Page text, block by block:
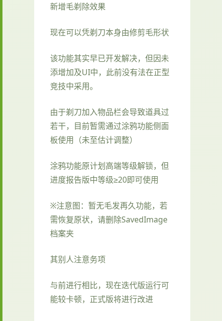
新增毛剃除效果
现在可以凭剃刀本身由修剪毛形状
该功能其实早已开发解决，但因未
添增加及UI中，此前没有法在正型
竞技中采用。
由于剃刀加入物品栏会导致道具过
若干，目前暂需通过涂鸦功能侧面
板使用（未至估计调整）
涂鸦功能原计划高端等级解锁，但
进度报告版中等级≥20即可使用
※注意图：暂无毛发再久功能，若
需恢复原状，请删除SavedImage
档案夹
其别人注意务项
与前进行相比，现在迭代版运行可
能较卡顿，正式版将进行改进